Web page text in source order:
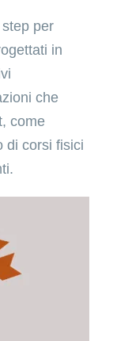
per
in
che
come
di corsi fisici